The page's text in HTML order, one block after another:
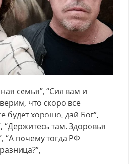
семья”, “Сил вам и
что скоро все
будет хорошо, дай Бог”,
“Держитесь там. Здоровья
“А почему тогда РФ